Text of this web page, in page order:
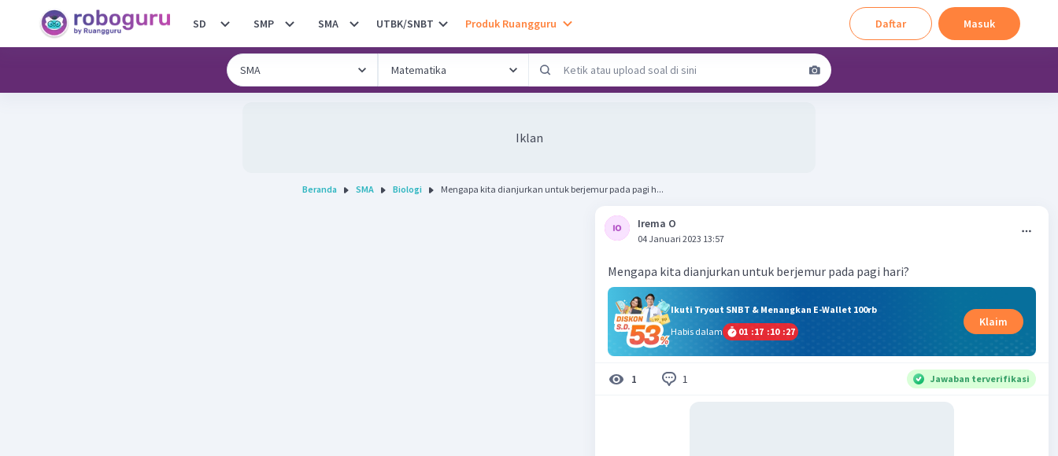
SD SMP SMA UTBK/SNBT Produk Ruangguru Daftar Masuk
Iklan
Beranda SMA Biologi Mengapa kita dianjurkan untuk berjemur pada pagi h...
Irema O
04 Januari 2023 13:57
Mengapa kita dianjurkan untuk berjemur pada pagi hari?
Ikuti Tryout SNBT & Menangkan E-Wallet 100rb
Habis dalam
01 :17 :10 :26
Klaim
1 1 Jawaban terverifikasi